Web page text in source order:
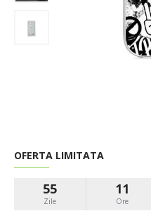
OFERTA LIMITATA
55
Zile
11
Ore